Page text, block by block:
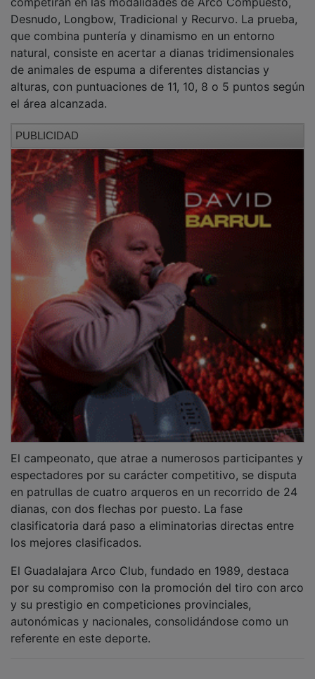
Desnudo, Longbow, Tradicional y Recurvo. La prueba,
que combina puntería y dinamismo en un entorno
natural, consiste en acertar a dianas tridimensionales
de animales de espuma a diferentes distancias y
alturas, con puntuaciones de 11, 10, 8 o 5 puntos según
el área alcanzada.
espectadores por su carácter competitivo, se disputa
en patrullas de cuatro arqueros en un recorrido de 24
dianas, con dos flechas por puesto. La fase
clasificatoria dará paso a eliminatorias directas entre
los mejores clasificados.
por su compromiso con la promoción del tiro con arco
y su prestigio en competiciones provinciales,
autonómicas y nacionales, consolidándose como un
referente en este deporte.